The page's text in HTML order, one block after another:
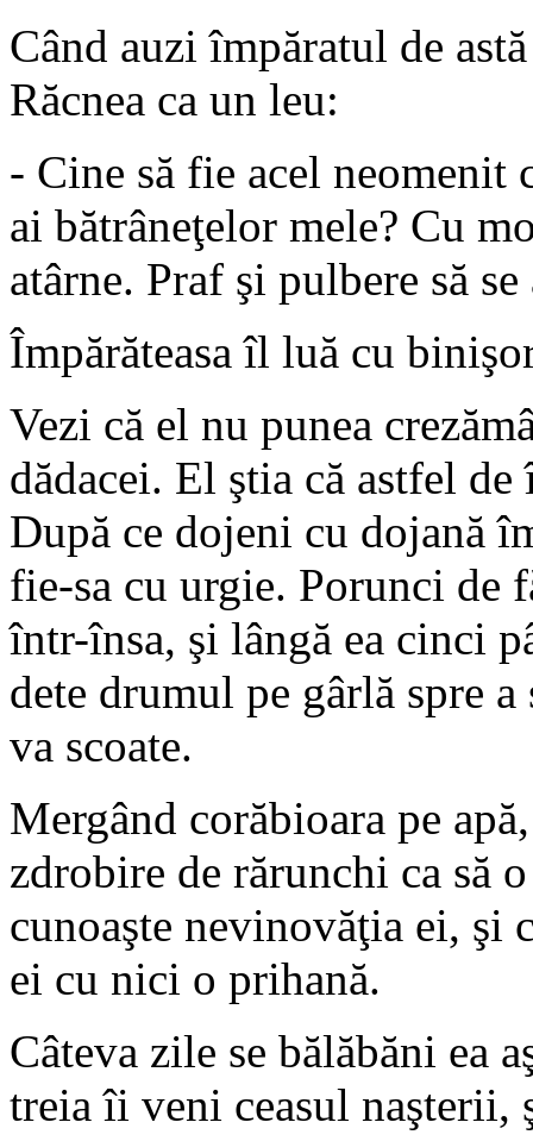
Când auzi împăratul de
Răcnea ca un leu:
- Cine să fie acel
ai bătrâneţelor mele? Cu
atârne. Praf şi pulbere să
Împărăteasa îl luă cu
Vezi că el nu punea
dădacei. El ştia că astfel
După ce dojeni cu dojană
fie-sa cu urgie. Porunci de
într-însa, şi lângă ea cinci
dete drumul pe gârlă spre
va scoate.
Mergând corăbioara pe
zdrobire de rărunchi ca să
cunoaşte nevinovăţia ei, şi
ei cu nici o prihană.
Câteva zile se bălăbăni ea
treia îi veni ceasul naşterii,